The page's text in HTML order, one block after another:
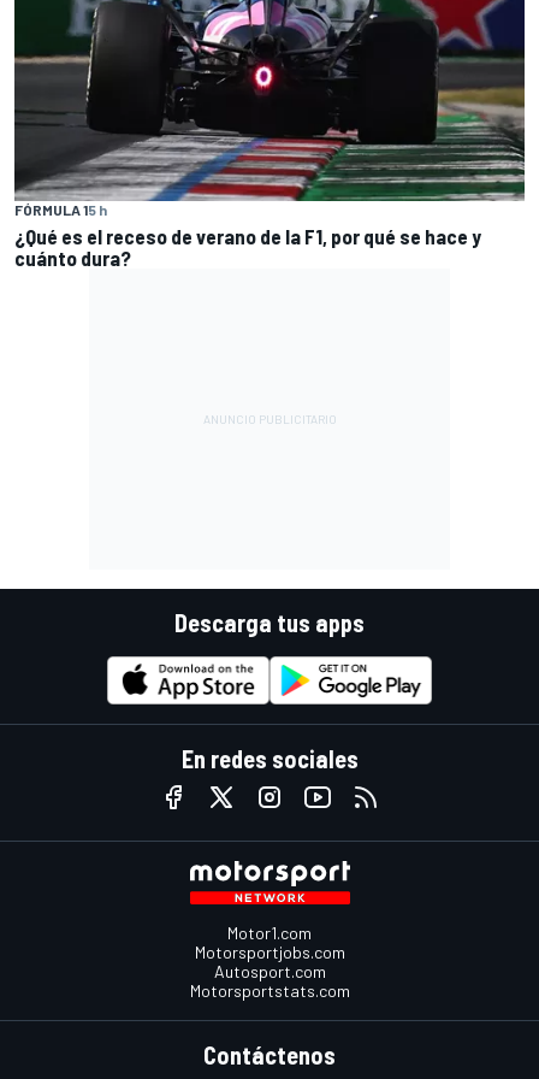
FÓRMULA 15 h
¿Qué es el receso de verano de la F1, por qué se hace y
cuánto dura?
Descarga tus apps
En redes sociales
Motor1.com
Motorsportjobs.com
Autosport.com
Motorsportstats.com
Contáctenos